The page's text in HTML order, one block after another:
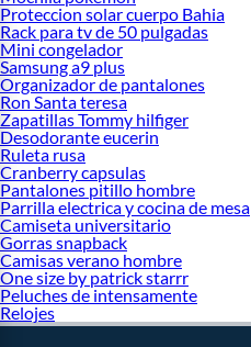
Proteccion solar cuerpo Bahia
Rack para tv de 50 pulgadas
Mini congelador
Samsung a9 plus
Organizador de pantalones
Ron Santa teresa
Zapatillas Tommy hilfiger
Desodorante eucerin
Ruleta rusa
Cranberry capsulas
Pantalones pitillo hombre
Parrilla electrica y cocina de mesa
Camiseta universitario
Gorras snapback
Camisas verano hombre
One size by patrick starrr
Peluches de intensamente
Relojes